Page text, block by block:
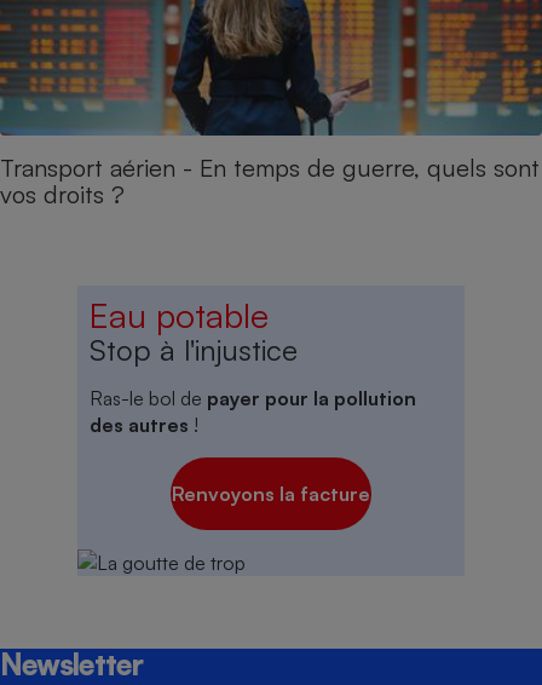
Transport aérien - En temps de guerre, quels sont
vos droits ?
Eau potable
Stop à l'injustice
Ras-le bol de payer pour la pollution
des autres !
Renvoyons la facture
Newsletter